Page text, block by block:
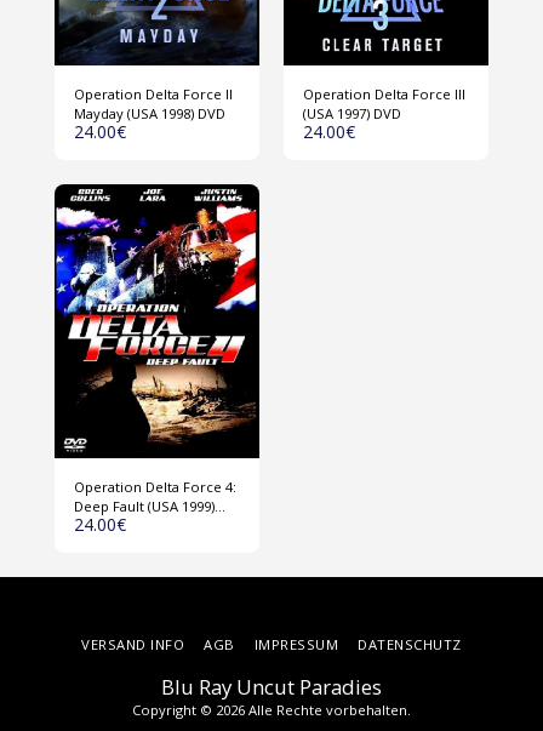
Operation Delta Force II
Mayday (USA 1998) DVD
24.00€
Operation Delta Force III
(USA 1997) DVD
24.00€
Operation Delta Force 4:
Deep Fault (USA 1999)
DVD
24.00€
Blu Ray Uncut Paradies
Copyright © 2026 Alle Rechte vorbehalten.
VERSAND INFO AGB IMPRESSUM DATENSCHUTZ